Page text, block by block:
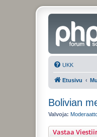
UKK
Etusivu
Bolivian
Valvoja:
Vastaa